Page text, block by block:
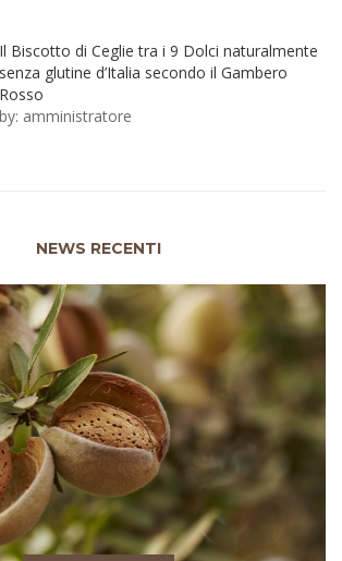
Il Biscotto di Ceglie tra i 9 Dolci naturalmente
senza glutine d’Italia secondo il Gambero
Rosso
by: amministratore
NEWS RECENTI